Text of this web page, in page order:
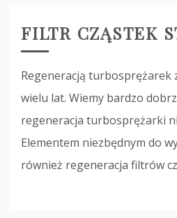
FILTR CZĄSTEK
Regeneracją turbosprężarek
wielu lat. Wiemy bardzo
regeneracja turbosprężarki
Elementem niezbędnym do
również regeneracja filtrów